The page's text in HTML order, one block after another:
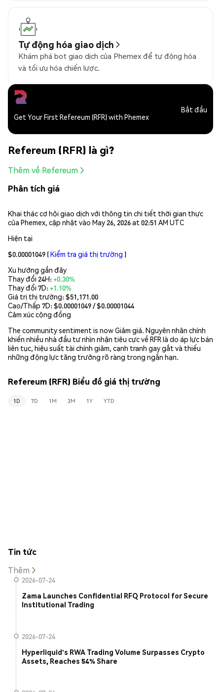
Tự động hóa giao dịch
Khám phá bot giao dịch của Phemex để tự động hóa
và tối ưu hóa chiến lược.
Get Your First Refereum (RFR) with Phemex
Bắt đầu
Refereum (RFR) là gì?
Thêm về Refereum
Phân tích giá
Khai thác cơ hội giao dịch với thông tin chi tiết thời gian thực
của Phemex, cập nhật vào May 26, 2026 at 02:51 AM UTC
Hiện tại
$0.00001049 (Kiểm tra giá thị trường )
Xu hướng gần đây
Thay đổi 24H:+0.30%
Thay đổi 7D:+1.10%
Giá trị thị trường:$51,171.00
Cao/Thấp 7D: $0.00001049/ $0.00001044
Cảm xúc cộng đồng
The community sentiment is now Giảm giá. Nguyên nhân chính
khiến nhiều nhà đầu tư nhìn nhận tiêu cực về RFR là do áp lực bán
liên tục, hiệu suất tài chính giảm, cạnh tranh gay gắt và thiếu
những động lực tăng trưởng rõ ràng trong ngắn hạn.
Refereum (RFR) Biểu đồ giá thị trường
1D 7D 1M 3M 1Y YTD
Tin tức
Thêm
2026-07-24
Zama Launches Confidential RFQ Protocol for Secure
Institutional Trading
2026-07-24
Hyperliquid's RWA Trading Volume Surpasses Crypto
Assets, Reaches 54% Share